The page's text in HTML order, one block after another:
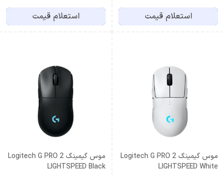
استعلام قیمت استعلام قیمت
موس گیمینگ Logitech G PRO 2
LIGHTSPEED White
موس گیمینگ Logitech G PRO 2
LIGHTSPEED Black